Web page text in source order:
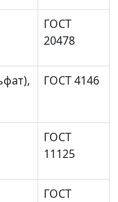
ГОСТ
20478
ГОСТ 4146
ГОСТ
11125
ГОСТ